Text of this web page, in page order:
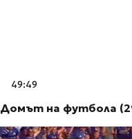
49:49
Домът на футбола